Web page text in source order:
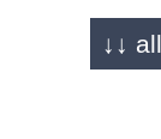
ANZEIGE
↓↓